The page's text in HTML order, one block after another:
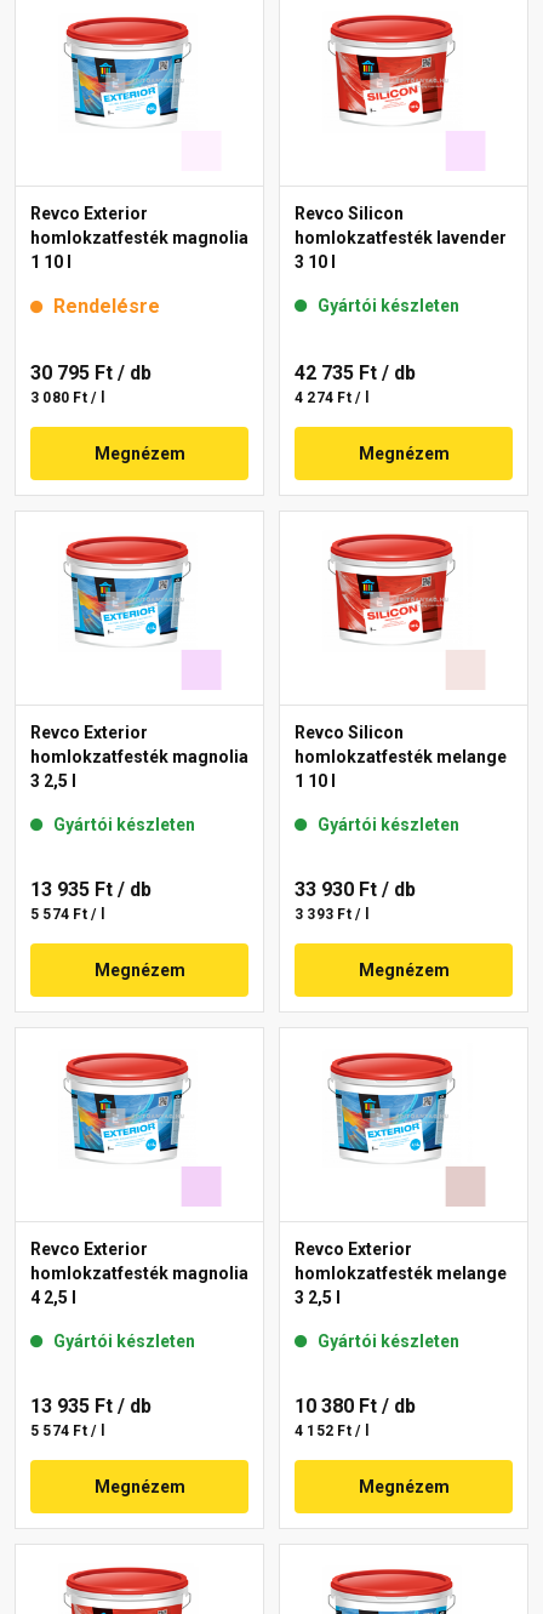
Revco Exterior
homlokzatfesték magnolia
1 10 l
Rendelésre
30 795 Ft / db
3 080 Ft / l
Megnézem
Revco Silicon
homlokzatfesték lavender
3 10 l
Gyártói készleten
42 735 Ft / db
4 274 Ft / l
Megnézem
Revco Exterior
homlokzatfesték magnolia
3 2,5 l
Gyártói készleten
13 935 Ft / db
5 574 Ft / l
Megnézem
Revco Silicon
homlokzatfesték melange
1 10 l
Gyártói készleten
33 930 Ft / db
3 393 Ft / l
Megnézem
Revco Exterior
homlokzatfesték magnolia
4 2,5 l
Gyártói készleten
13 935 Ft / db
5 574 Ft / l
Megnézem
Revco Exterior
homlokzatfesték melange
3 2,5 l
Gyártói készleten
10 380 Ft / db
4 152 Ft / l
Megnézem